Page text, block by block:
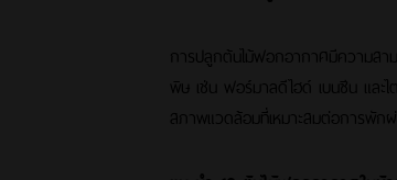
การปลูกต้นไม้ฟอกอากาศมีความสา
พิษ เช่น ฟอร์มาลดีไฮด์ เบนซีน และไ
สภาพแวดล้อมที่เหมาะสมต่อการพัก